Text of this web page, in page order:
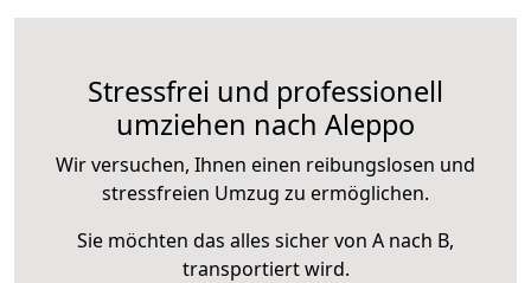
Stressfrei und professionell
umziehen nach Aleppo
Wir versuchen, Ihnen einen reibungslosen und
stressfreien Umzug zu ermöglichen.
Sie möchten das alles sicher von A nach B,
transportiert wird.